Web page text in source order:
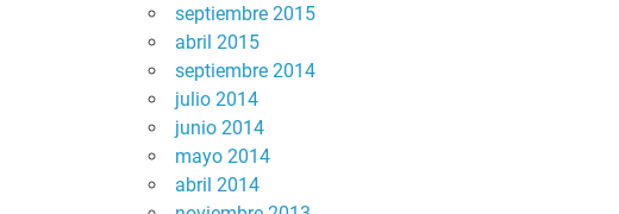
septiembre 2015
abril 2015
septiembre 2014
julio 2014
junio 2014
mayo 2014
abril 2014